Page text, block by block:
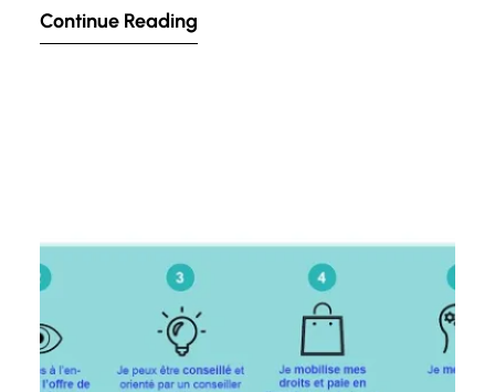
prestigieux qui ouvre un large éventail de
Continue Reading